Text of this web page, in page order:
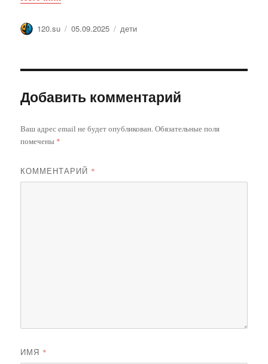
Автор
120.su Опубликовано
05.09.2025 Метки
дети
Добавить комментарий
Ваш адрес email не будет опубликован.Обязательные поля
помечены *
КОММЕНТАРИЙ *
ИМЯ *